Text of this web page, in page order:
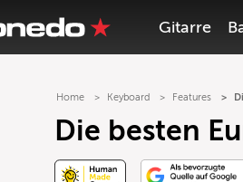
Gitarre
Home Keyboard Features
Die besten